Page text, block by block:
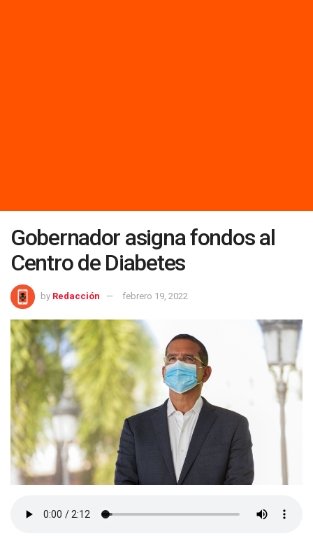
Gobernador asigna fondos al
Centro de Diabetes
by Redacción febrero 19, 2022